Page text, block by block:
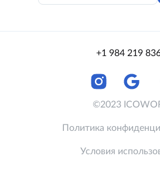
+1 984 219
©2023
Политика
Условия